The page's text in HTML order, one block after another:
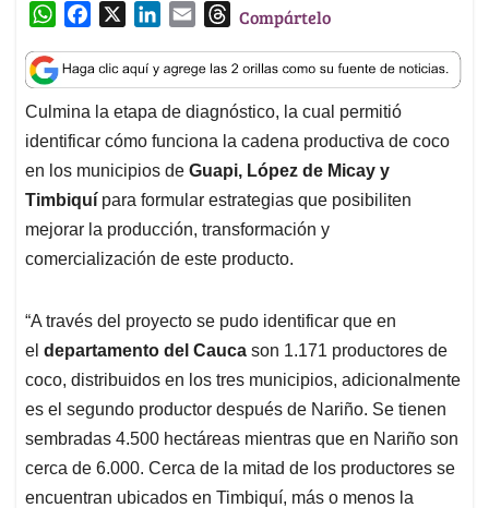
W
a
t
s
A
p
p
c
e
b
o
o
k
n
k
e
d
I
n
a
i
l
T
r
e
a
d
s
Compártelo
Culmina la etapa de diagnóstico, la cual permitió
identificar cómo funciona la cadena productiva de coco
en los municipios de Guapi, López de Micay y
Timbiquí para formular estrategias que posibiliten
mejorar la producción, transformación y
comercialización de este producto.
“A través del proyecto se pudo identificar que en
el departamento del Cauca son 1.171 productores de
coco, distribuidos en los tres municipios, adicionalmente
es el segundo productor después de Nariño. Se tienen
sembradas 4.500 hectáreas mientras que en Nariño son
cerca de 6.000. Cerca de la mitad de los productores se
encuentran ubicados en Timbiquí, más o menos la